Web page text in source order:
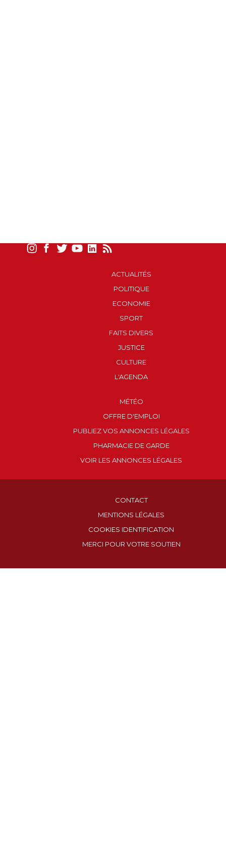
ACTUALITÉS
POLITIQUE
ECONOMIE
SPORT
FAITS DIVERS
JUSTICE
CULTURE
L'AGENDA
MÉTÉO
OFFRE D'EMPLOI
PUBLIEZ VOS ANNONCES LÉGALES
PHARMACIE DE GARDE
VOIR LES ANNONCES LÉGALES
CONTACT
MENTIONS LÉGALES
COOKIES IDENTIFICATION
MERCI POUR VOTRE SOUTIEN